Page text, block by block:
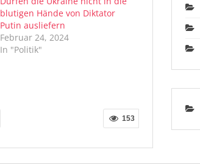
blutigen Hände von Diktator
Putin ausliefern
Februar 24, 2024
In "Politik"
153